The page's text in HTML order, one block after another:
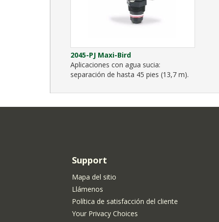
2045-PJ Maxi-Bird
Aplicaciones con agua sucia:
separación de hasta 45 pies (13,7 m).
Support
Mapa del sitio
Llámenos
Política de satisfacción del cliente
Your Privacy Choices